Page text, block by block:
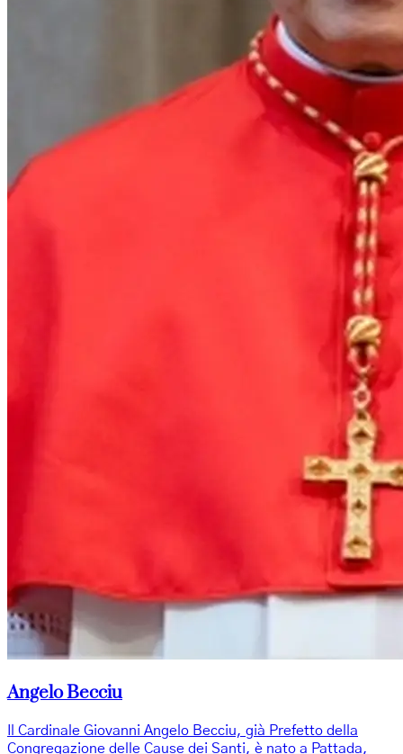
Angelo Becciu
Il Cardinale Giovanni Angelo Becciu, già Prefetto della
Congregazione delle Cause dei Santi, è nato a Pattada,